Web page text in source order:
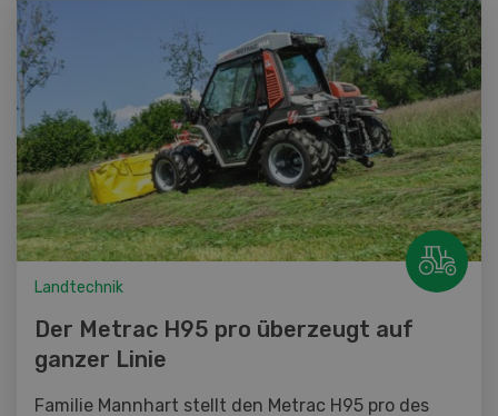
Landtechnik
Der Metrac H95 pro überzeugt auf
ganzer Linie
Familie Mannhart stellt den Metrac H95 pro des